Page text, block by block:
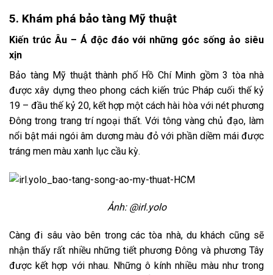
5. Khám phá bảo tàng Mỹ thuật
Kiến trúc Âu – Á độc đáo với những góc sống ảo siêu
xịn
Bảo tàng Mỹ thuật thành phố Hồ Chí Minh gồm 3 tòa nhà
được xây dựng theo phong cách kiến trúc Pháp cuối thế kỷ
19 – đầu thế kỷ 20, kết hợp một cách hài hòa với nét phương
Đông trong trang trí ngoại thất. Với tông vàng chủ đạo, làm
nổi bật mái ngói âm dương màu đỏ với phần diềm mái được
tráng men màu xanh lục cầu kỳ.
Ảnh: @irl.yolo
Càng đi sâu vào bên trong các tòa nhà, du khách cũng sẽ
nhận thấy rất nhiều những tiết phương Đông và phương Tây
được kết hợp với nhau. Những ô kính nhiều màu như trong